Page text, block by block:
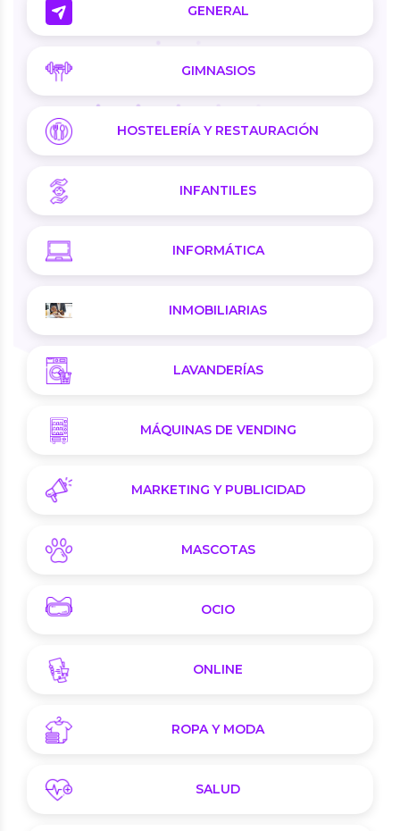
GENERAL
GIMNASIOS
HOSTELERÍA Y RESTAURACIÓN
INFANTILES
INFORMÁTICA
INMOBILIARIAS
LAVANDERÍAS
MÁQUINAS DE VENDING
MARKETING Y PUBLICIDAD
MASCOTAS
OCIO
ONLINE
ROPA Y MODA
SALUD